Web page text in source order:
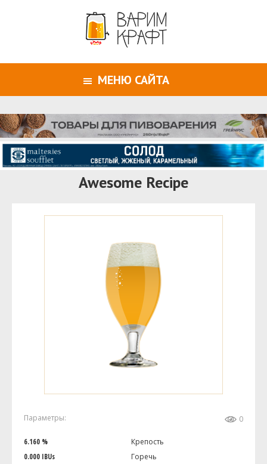
МЕНЮ САЙТА
Awesome Recipe
Параметры: 0
6.160 %
Крепость
0.000 IBUs
Горечь